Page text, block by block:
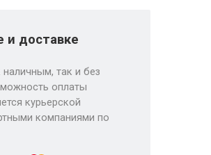
и доставке
так и без
оплаты
курьерской
компаниями по